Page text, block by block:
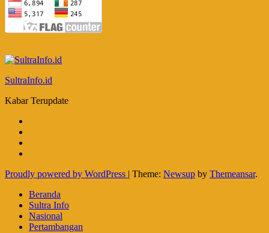
SultraInfo.id
Kabar Terupdate
Proudly powered by WordPress | Theme: Newsup by Themeansar.
Beranda
Sultra Info
Nasional
Pertambangan